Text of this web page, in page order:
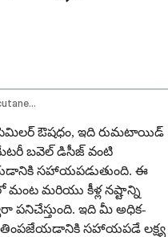
Adalimumab Fkjp Subcutaneous Route
ఔషధం, ఇది రుమటాయిడ్
బవెల్ డిసీజ్ వంటి
సహాయపడుతుంది. ఈ
మంట మరియు కీళ్ల నష్టాన్ని
పనిచేస్తుంది. ఇది మీ అధిక-
సహాయపడే లక్ష్య